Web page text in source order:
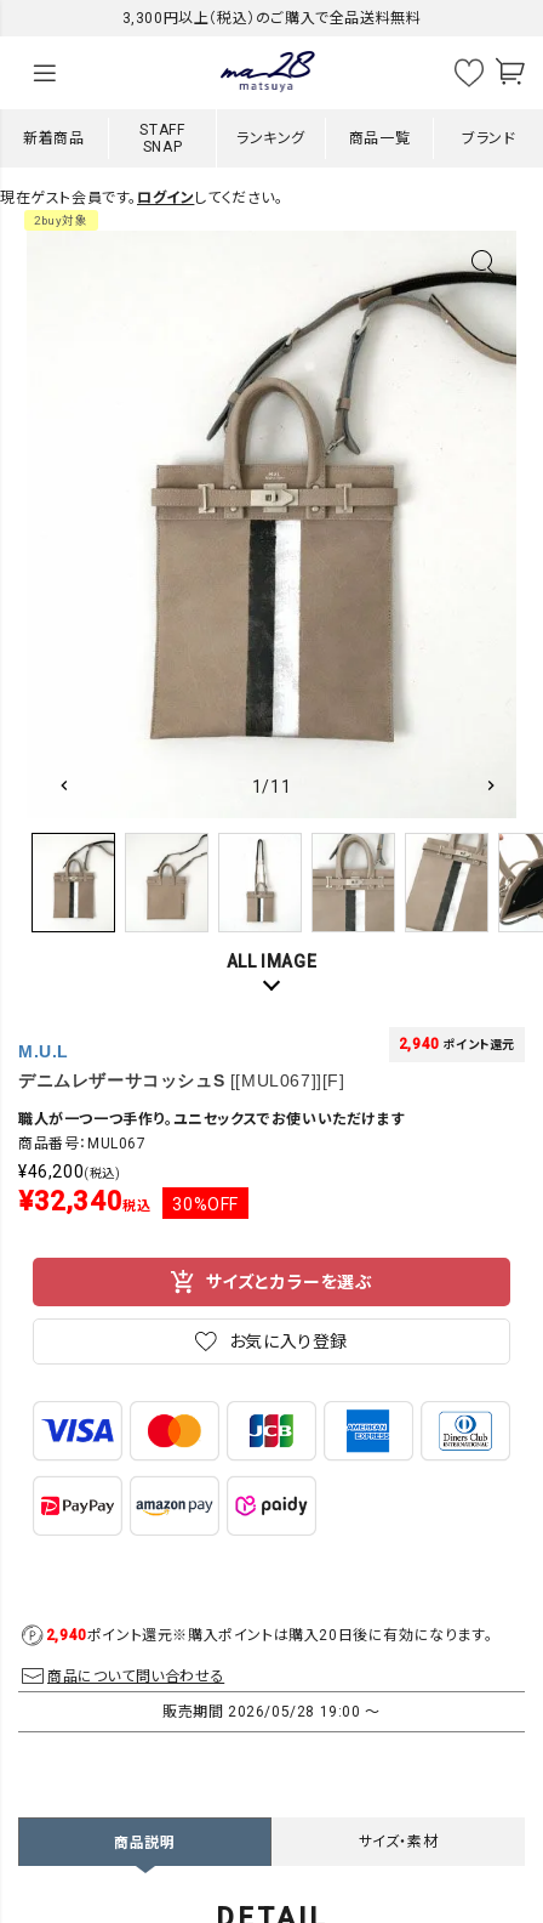
3,300円以上（税込）のご購入で全品送料無料
新着商品
STAFF
SNAP
ランキング 商品一覧 ブランド
現在ゲスト会員です。 ログインしてください。
2buy対象
1/11
ALL IMAGE
M.U.L
デニムレザーサコッシュS [[MUL067]][F]
2,940 ポイント還元
職人が一つ一つ手作り。ユニセックスでお使いいただけます
商品番号：MUL067
¥46,200(税込)
¥32,340税込 30%OFF
サイズとカラーを選ぶ
お気に入り登録
2,940ポイント還元※購入ポイントは購入20日後に有効になります。
商品について問い合わせる
販売期間 2026/05/28 19:00〜
商品説明 サイズ・素材